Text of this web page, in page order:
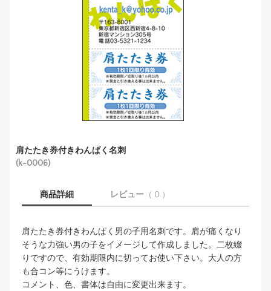
肩たたき券付きわんぱく名刺
(k-0006)
商品詳細 レビュー （ 0 ）
肩たたき券付きわんぱく男の子用名刺です。肩が痛くなり
そうな力強い男の子をイメージして作成しました。二枚綴
りですので、有効期限内に切ってお使い下さい。大人の方
も合コン等にうけます。
コメント、色、書体は自由に変更出来ます。